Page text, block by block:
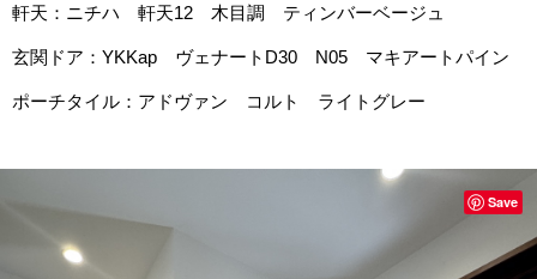
軒天：ニチハ 軒天12 木目調 ティンバーベージュ
玄関ドア：YKKap ヴェナートD30 N05 マキアートパイン
ポーチタイル：アドヴァン コルト ライトグレー
Save